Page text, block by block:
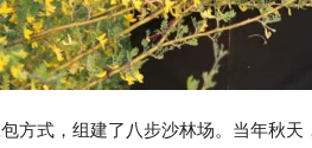
方式，组建了八步沙林场。当年秋